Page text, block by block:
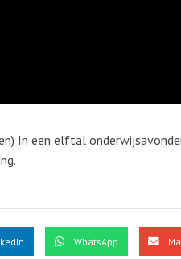
In een elftal
WhatsApp